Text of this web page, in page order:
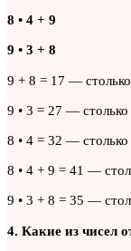
8 • 4 + 9
9 • 3 + 8
9 + 8 = 17 —
9 • 3 = 27 —
8 • 4 = 32 —
8 • 4 + 9 = 41 —
9 • 3 + 8 = 35 —
4. Какие из чисел